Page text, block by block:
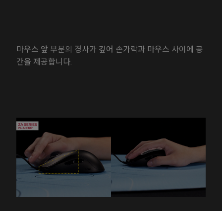
마우스 앞 부분의 경사가 깊어 손가락과 마우스 사이에 공
간을 제공합니다.